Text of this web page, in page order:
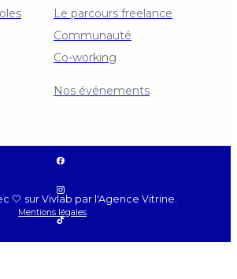
Co-working
Nos événements
Le parcours freelance
Communauté
Mentions légales
🤍 sur Vivlab par l'Agence Vitrine.